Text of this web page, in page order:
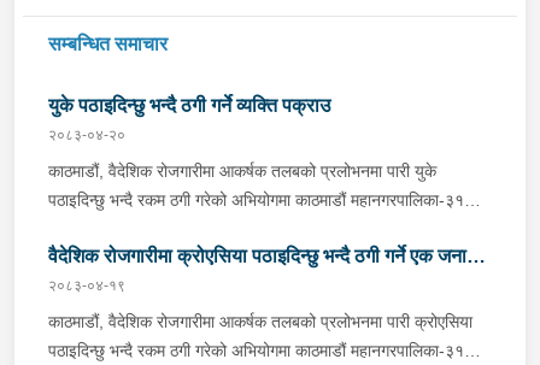
सम्बन्धित समाचार
युके पठाइदिन्छु भन्दै ठगी गर्ने व्यक्ति पक्राउ
२०८३-०४-२०
काठमाडौं, वैदेशिक रोजगारीमा आकर्षक तलबको प्रलोभनमा पारी युके
पठाइदिन्छु भन्दै रकम ठगी गरेको अभियोगमा काठमाडौं महानगरपालिका-३१
मंगलबार प्रहरीले पक्राउ गरेको छ । रिजवानले युके पठाइदिन्छु भन्दै १
जना पीडितबाट ७ लाख रूपैयाँ लिई सम्पर्कविहीन भएको भन्ने पीडितको
उजुरीको आधारमा काठमाडौं उपत्यका अपराध अनुसन्धान कार्यालय टेकुबाट
खटिएको प्रहरीले उनलाई काठमाडौं महानगरपालिका-३१ बाट पक्राउ गरेको
वैदेशिक रोजगारीमा क्रोएसिया पठाइदिन्छु भन्दै ठगी गर्ने एक जना
पक्राउ
२०८३-०४-१९
काठमाडौं, वैदेशिक रोजगारीमा आकर्षक तलबको प्रलोभनमा पारी क्रोएसिया
पठाइदिन्छु भन्दै रकम ठगी गरेको अभियोगमा काठमाडौं महानगरपालिका-३१